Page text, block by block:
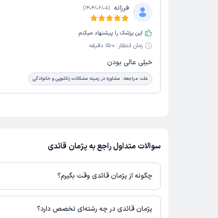
فرزانه (
1404/06/05
)
این پزشک را پیشنهاد میکنم
زمان انتظار: 0-15 دقیقه
خیلی عالی بودن
علت مراجعه: مشاوره در زمینه مشکلات زناشویی و خانوادگی
سوالات متداول راجع به پژمان قائدی
چگونه از پژمان قائدی وقت بگیرم؟
در صورتی کهپژمان قائدیدارای پروفایل فعال و نوبت‌دهی باز در
می‌توانید از طریق این پلتفرم برای دریافت نوبت اقدام کنید. در صورت
پژمان قائدی در چه رشته‌ای تخصص دارد؟